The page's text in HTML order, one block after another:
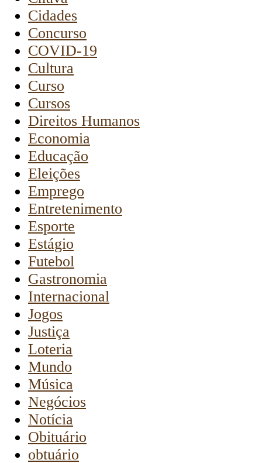
Cidades
Concurso
COVID-19
Cultura
Curso
Cursos
Direitos Humanos
Economia
Educação
Eleições
Emprego
Entretenimento
Esporte
Estágio
Futebol
Gastronomia
Internacional
Jogos
Justiça
Loteria
Mundo
Música
Negócios
Notícia
Obituário
obtuário